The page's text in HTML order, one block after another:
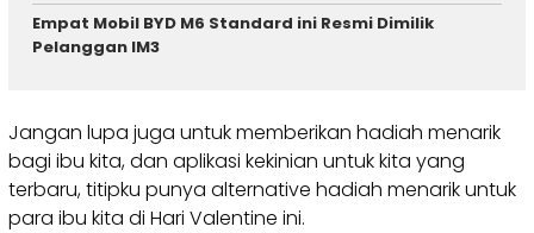
Empat Mobil BYD M6 Standard ini Resmi Dimilik
Pelanggan IM3
Jangan lupa juga untuk memberikan hadiah menarik
bagi ibu kita, dan aplikasi kekinian untuk kita yang
terbaru, titipku punya alternative hadiah menarik untuk
para ibu kita di Hari Valentine ini.